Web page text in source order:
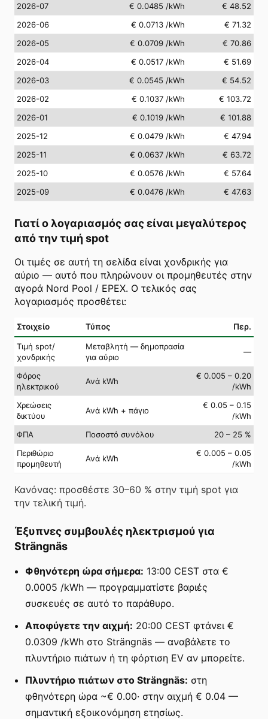
2026-07
€ 0.0485 /kWh
€ 48.52
2026-06
€ 0.0713 /kWh
€ 71.32
2026-05
€ 0.0709 /kWh
€ 70.86
2026-04
€ 0.0517 /kWh
€ 51.69
2026-03
€ 0.0545 /kWh
€ 54.52
2026-02
€ 0.1037 /kWh
€ 103.72
2026-01
€ 0.1019 /kWh
€ 101.88
2025-12
€ 0.0479 /kWh
€ 47.94
2025-11
€ 0.0637 /kWh
€ 63.72
2025-10
€ 0.0576 /kWh
€ 57.64
2025-09
€ 0.0476 /kWh € 47.63
Γιατί ο λογαριασμός σας είναι μεγαλύτερος
από την τιμή spot
Οι τιμές σε αυτή τη σελίδα είναι χονδρικής για
αύριο — αυτό που πληρώνουν οι προμηθευτές στην
αγορά Nord Pool / EPEX. Ο τελικός σας
λογαριασμός προσθέτει:
Στοιχείο Τύπος Περ.
Τιμή spot/
χονδρικής
Μεταβλητή — δημοπρασία
για αύριο
—
Φόρος
ηλεκτρικού
Ανά kWh
€ 0.005 – 0.20
/kWh
Χρεώσεις
δικτύου
Ανά kWh + πάγιο
€ 0.05 – 0.15
/kWh
ΦΠΑ
Ποσοστό συνόλου
20 – 25 %
Περιθώριο
προμηθευτή
Ανά kWh
€ 0.005 – 0.05
/kWh
Κανόνας: προσθέστε 30–60 % στην τιμή spot για
την τελική τιμή.
Έξυπνες συμβουλές ηλεκτρισμού για
Strängnäs
Φθηνότερη ώρα σήμερα: 13:00 CEST στα €
0.0005 /kWh — προγραμματίστε βαριές
συσκευές σε αυτό το παράθυρο.
Αποφύγετε την αιχμή: 20:00 CEST φτάνει €
0.0309 /kWh στο Strängnäs — αναβάλετε το
πλυντήριο πιάτων ή τη φόρτιση EV αν μπορείτε.
Πλυντήριο πιάτων στο Strängnäs: στη
φθηνότερη ώρα ~€ 0.00· στην αιχμή € 0.04 —
σημαντική εξοικονόμηση ετησίως.